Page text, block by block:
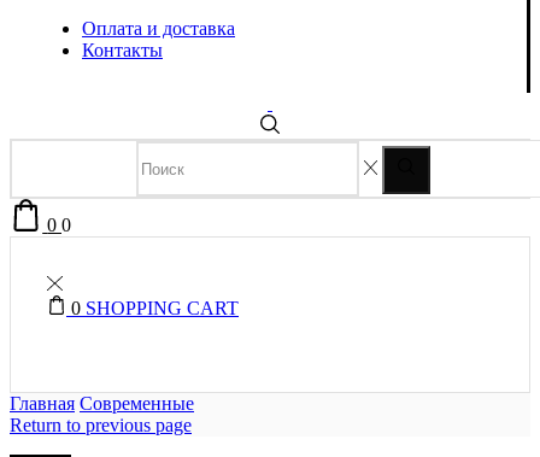
Оплата и доставка
Контакты
00
0 SHOPPING CART
Главная Современные
Return to previous page